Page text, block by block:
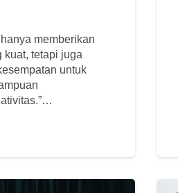
memberikan
kuat, tetapi juga
untuk